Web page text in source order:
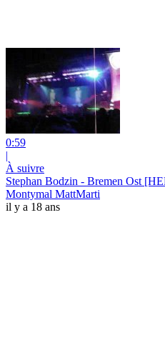
0:59
|
À suivre
Stephan Bodzin - Bremen Ost
Montymal MattMarti
il y a 18 ans